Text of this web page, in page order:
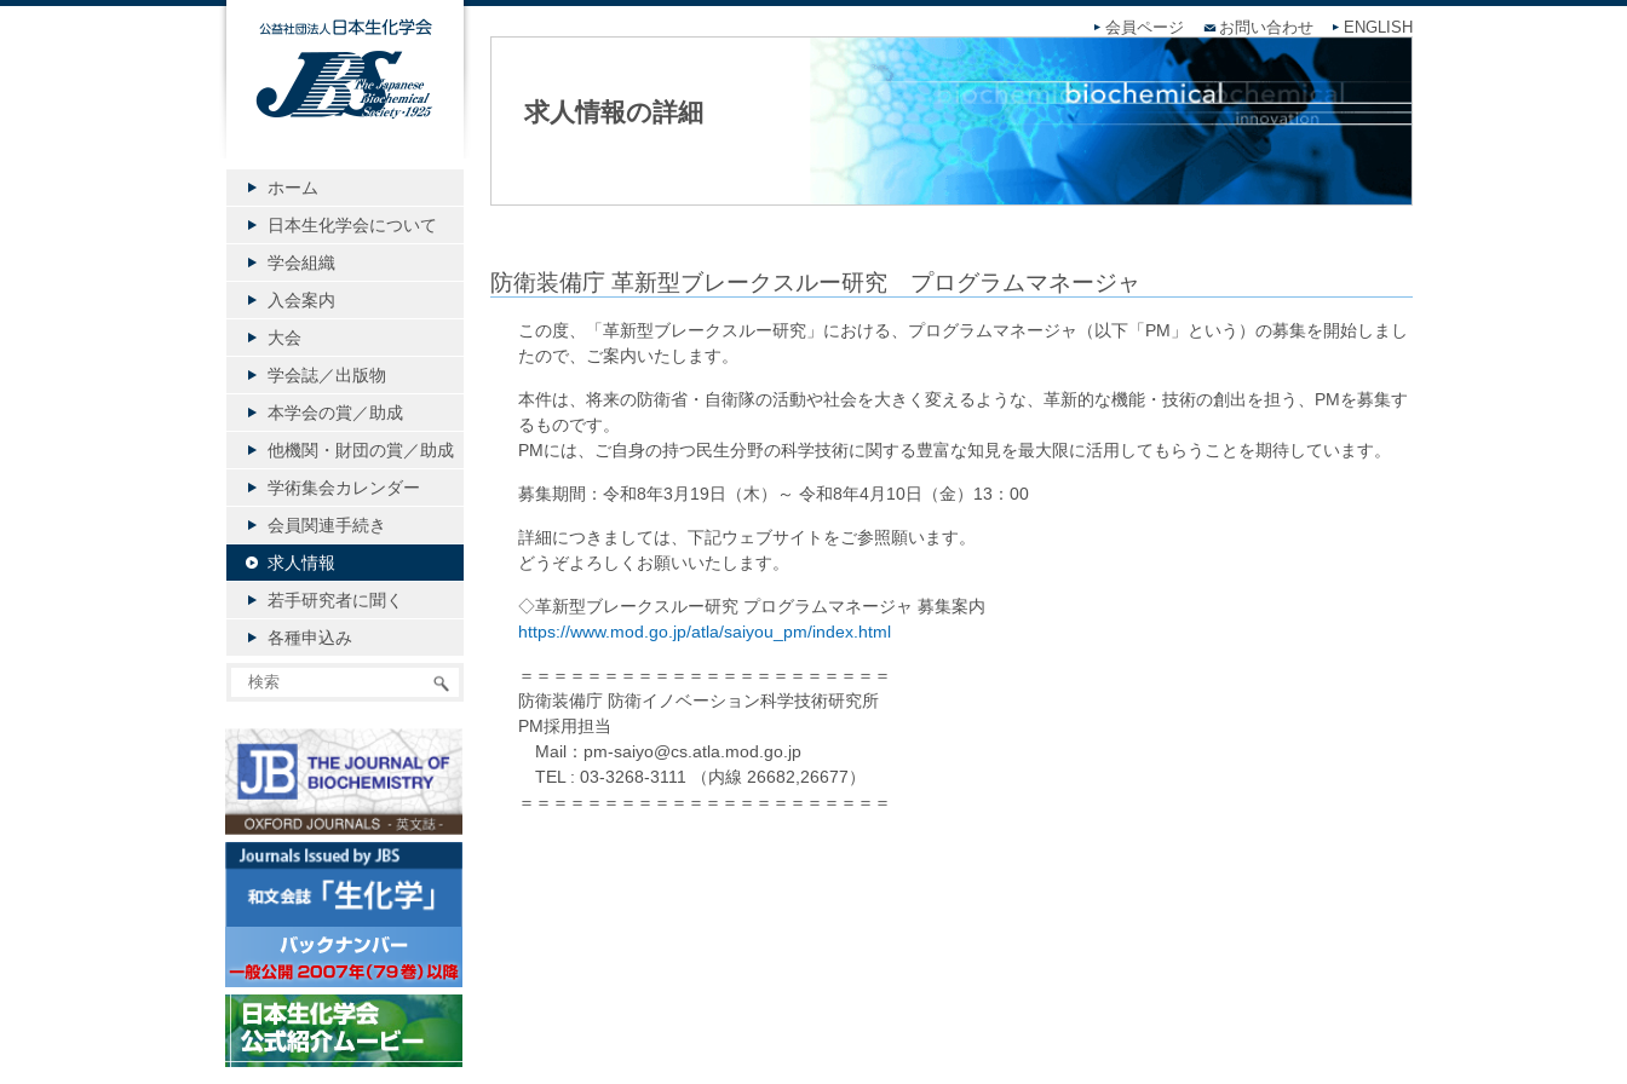
会員ページ お問い合わせ ENGLISH
求人情報の詳細
防衛装備庁 革新型ブレークスルー研究 プログラムマネージャ
この度、「革新型ブレークスルー研究」における、プログラムマネージャ（以下「PM」という）の募集を開始しまし
たので、ご案内いたします。
本件は、将来の防衛省・自衛隊の活動や社会を大きく変えるような、革新的な機能・技術の創出を担う、PMを募集す
るものです。
PMには、ご自身の持つ民生分野の科学技術に関する豊富な知見を最大限に活用してもらうことを期待しています。
募集期間：令和8年3月19日（木）～ 令和8年4月10日（金）13：00
詳細につきましては、下記ウェブサイトをご参照願います。
どうぞよろしくお願いいたします。
◇革新型ブレークスルー研究 プログラムマネージャ 募集案内
https://www.mod.go.jp/atla/saiyou_pm/index.html
＝＝＝＝＝＝＝＝＝＝＝＝＝＝＝＝＝＝＝＝＝＝
防衛装備庁 防衛イノベーション科学技術研究所
PM採用担当
Mail：pm-saiyo@cs.atla.mod.go.jp
TEL : 03-3268-3111 （内線 26682,26677）
＝＝＝＝＝＝＝＝＝＝＝＝＝＝＝＝＝＝＝＝＝＝
公益社団法人日本生化学会
ホーム
日本生化学会について
学会組織
入会案内
大会
学会誌／出版物
本学会の賞／助成
他機関・財団の賞／助成
学術集会カレンダー
会員関連手続き
求人情報
若手研究者に聞く
各種申込み